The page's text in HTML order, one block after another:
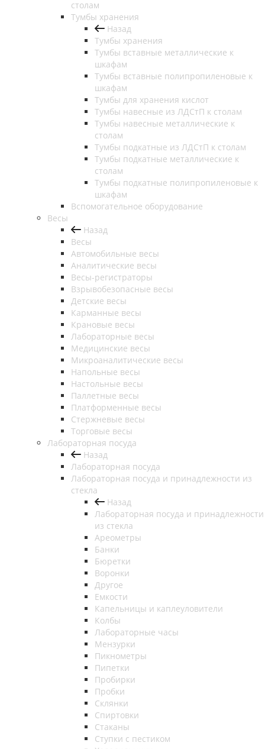
столам
Тумбы хранения
Назад
Тумбы хранения
Тумбы вставные металлические к
шкафам
Тумбы вставные полипропиленовые к
шкафам
Тумбы для хранения кислот
Тумбы навесные из ЛДСтП к столам
Тумбы навесные металлические к
столам
Тумбы подкатные из ЛДСтП к столам
Тумбы подкатные металлические к
столам
Тумбы подкатные полипропиленовые к
шкафам
Вспомогательное оборудование
Весы
Назад
Весы
Автомобильные весы
Аналитические весы
Весы-регистраторы
Взрывобезопасные весы
Детские весы
Карманные весы
Крановые весы
Лабораторные весы
Медицинские весы
Микроаналитические весы
Напольные весы
Настольные весы
Паллетные весы
Платформенные весы
Стержневые весы
Торговые весы
Лабораторная посуда
Назад
Лабораторная посуда
Лабораторная посуда и принадлежности из
стекла
Назад
Лабораторная посуда и принадлежности
из стекла
Ареометры
Банки
Бюретки
Воронки
Другое
Емкости
Капельницы и каплеуловители
Колбы
Лабораторные часы
Мензурки
Пикнометры
Пипетки
Пробирки
Пробки
Склянки
Спиртовки
Стаканы
Ступки с пестиком